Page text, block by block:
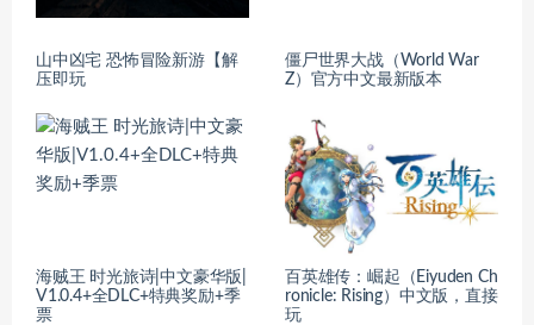
山中凶宅 恐怖冒险新游【解
压即玩
僵尸世界大战（World War
Z）官方中文最新版本
海贼王 时光旅诗|中文豪华版|
V1.0.4+全DLC+特典奖励+季
票
百英雄传：崛起（Eiyuden Ch
ronicle: Rising）中文版，直接
玩